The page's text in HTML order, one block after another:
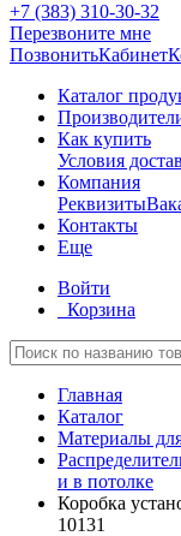
+7 (383) 310-30-32
Перезвоните мне
ПозвонитьКабинет
Каталог
Как купить
Условия
Компания
Реквизиты
Контакты
Еще
Войти
Корзина
Главная
Каталог
Материалы
и в потолке
Коробка
10131